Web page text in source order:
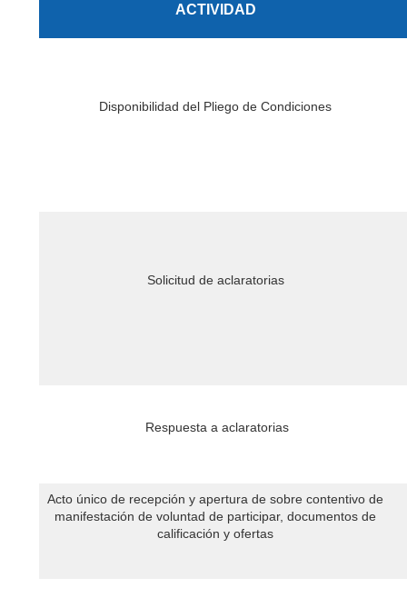
ACTIVIDAD
Disponibilidad del Pliego de Condiciones
Solicitud de aclaratorias
Respuesta a aclaratorias
Acto único de recepción y apertura de sobre contentivo de
manifestación de voluntad de participar, documentos de
calificación y ofertas